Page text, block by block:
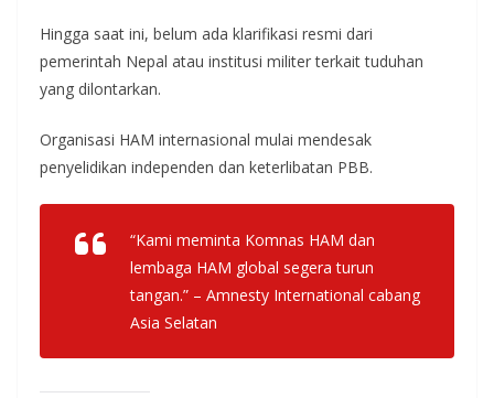
Hingga saat ini, belum ada klarifikasi resmi dari
pemerintah Nepal atau institusi militer terkait tuduhan
yang dilontarkan.
Organisasi HAM internasional mulai mendesak
penyelidikan independen dan keterlibatan PBB.
“Kami meminta Komnas HAM dan
lembaga HAM global segera turun
tangan.” – Amnesty International cabang
Asia Selatan